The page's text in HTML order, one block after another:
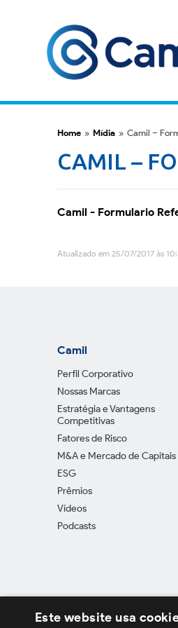
Home » Mídia » Camil –
CAMIL –
Camil - Formulario
Atualizado em 25/07/2017 às
Camil
Perfil Corporativo
Nossas Marcas
Estratégia e Vantagens
Competitivas
Fatores de Risco
M&A e Mercado de Capitais
ESG
Prêmios
Vídeos
Podcasts
Este website usa